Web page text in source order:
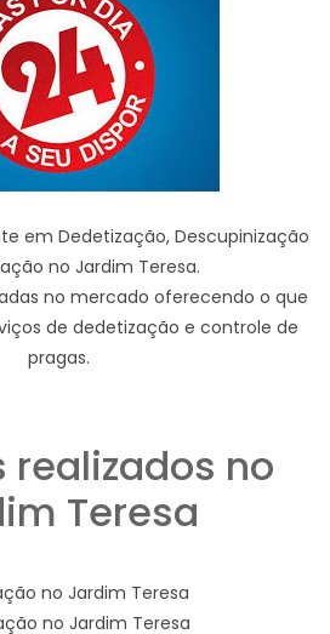
em Dedetização, Descupinização
no Jardim Teresa.
no mercado oferecendo o que
de dedetização e controle de
pragas.
realizados no
Teresa
no Jardim Teresa
no Jardim Teresa